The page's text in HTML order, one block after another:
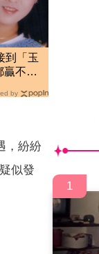
到「玉
贏不了
by
，紛紛
似發
1